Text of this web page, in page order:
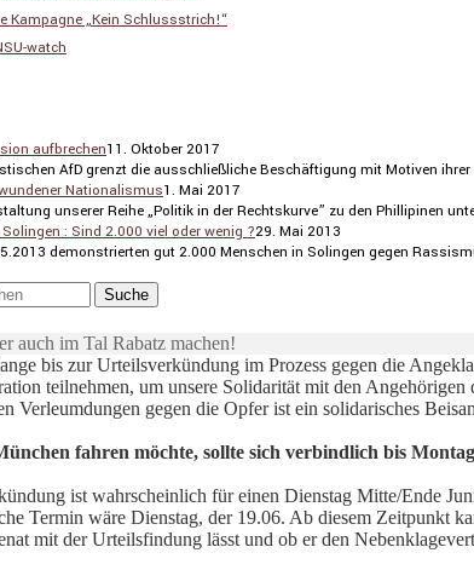
Kampagne „Kein Schlussstrich!“
watch
aufbrechen11. Oktober 2017
AfD grenzt die ausschließ­liche Beschäf­ti­gung mit Motiven
Nationalismus1. Mai 2017
unserer Reihe „Politik in der Rechts­kurve” zu den Philli­pinen
: Sind 2.000 viel oder wenig ?29. Mai 2013
demons­trierten gut 2.000 Menschen in Solingen gegen
auch im Tal Rabatz machen!
bis zur Urteilsverkündung im Prozess gegen die
teilnehmen, um unsere Solidarität mit den
Verleumdungen gegen die Opfer ist ein solidarisches
fahren möchte, sollte sich verbindlich bis
ist wahrscheinlich für einen Dienstag Mitte/Ende
Termin wäre Dienstag, der 19.06. Ab diesem Zeitpunkt
mit der Urteilsfindung lässt und ob er den